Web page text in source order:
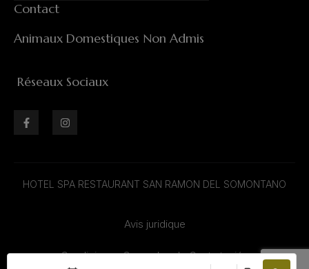
Contact
Animaux Domestiques Non Admis
Réseaux Sociaux
HOTEL SPA RESTAURANT SAN RAMON DEL SOMONTANO
Avis juridique
Condiciones Generales de Contratación